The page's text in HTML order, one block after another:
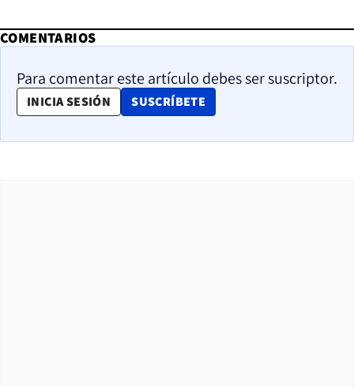
COMENTARIOS
Para comentar este artículo debes ser suscriptor.
INICIA SESIÓN SUSCRÍBETE
OPENS IN NEW WINDOW